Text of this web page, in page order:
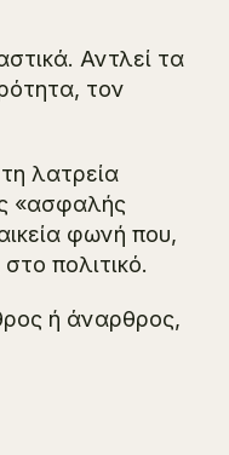
Αντλεί τα
τον
λατρεία
«ασφαλής
φωνή που,
πολιτικό.
ή άναρθρος,